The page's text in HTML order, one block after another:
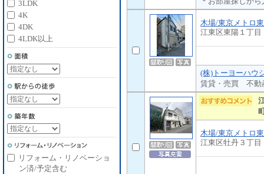
木場/東京メトロ
江東区東陽１丁目
(株)トーヨーハウ
賃貸・売買 不動
木場/東京メトロ
江東区牡丹３丁目
3LDK
4K
4DK
4LDK以上
リフォーム・リノベーショ
ン済/予定含む